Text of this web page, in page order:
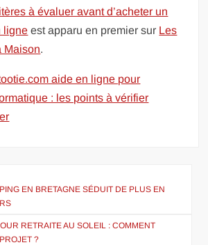
à évaluer avant d’acheter un
ligne est apparu en premier sur Les
Maison.
aide en ligne pour
: les points à vérifier
EN BRETAGNE SÉDUIT DE PLUS EN
RETRAITE AU SOLEIL : COMMENT
?